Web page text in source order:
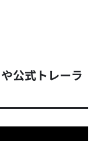
公式トレーラ